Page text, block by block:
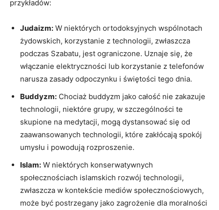
przykładów:
Judaizm: W niektórych ortodoksyjnych ‌wspólnotach
żydowskich, korzystanie z ‍technologii, zwłaszcza
podczas Szabatu, jest ograniczone. Uznaje się, że
włączanie elektryczności lub korzystanie z telefonów
narusza zasady odpoczynku i świętości‌ tego dnia.
Buddyzm: Chociaż⁣ buddyzm jako całość nie zakazuje
technologii, niektóre grupy, w szczególności te
skupione na medytacji, mogą dystansować się od
zaawansowanych technologii, ‌które zakłócają⁣ spokój
umysłu i powodują rozproszenie.
Islam: W⁢ niektórych konserwatywnych
społecznościach⁢ islamskich ⁢rozwój technologii,
zwłaszcza w kontekście mediów społecznościowych,
może być postrzegany jako zagrożenie dla moralności